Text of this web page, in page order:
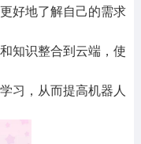
好地了解自己的需求
知识整合到云端，使
习，从而提高机器人